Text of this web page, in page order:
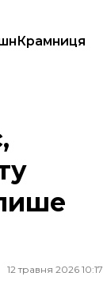
Крамниця
бути лише
12 травня 2026 10:17